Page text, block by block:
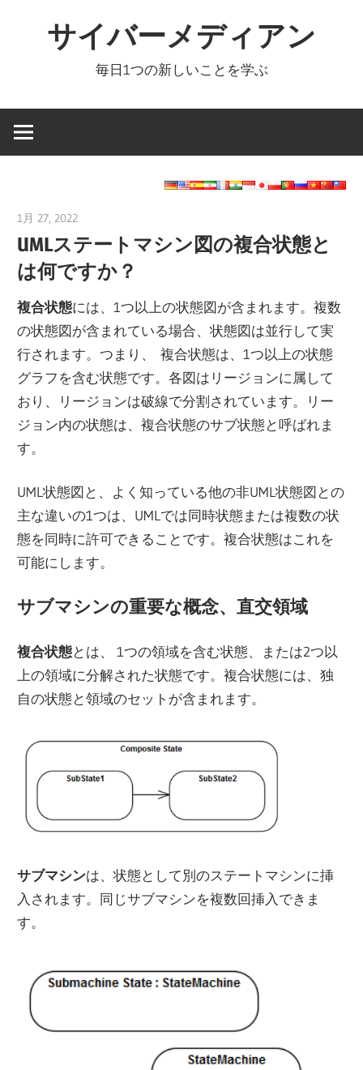
ツ
ス
サイバーメディアン
毎日1つの新しいことを学ぶ
1月 27, 2022
UMLステートマシン図の複合状態と
は何ですか？
複合状態には、1つ以上の状態図が含まれます。複数
の状態図が含まれている場合、状態図は並行して実
行されます。つまり、 複合状態は、1つ以上の状態
グラフを含む状態です。各図はリージョンに属して
おり、リージョンは破線で分割されています。リー
ジョン内の状態は、複合状態のサブ状態と呼ばれま
す。
UML状態図と、よく知っている他の非UML状態図との
主な違いの1つは、UMLでは同時状態または複数の状
態を同時に許可できることです。複合状態はこれを
可能にします。
サブマシンの重要な概念、直交領域
複合状態とは、 1つの領域を含む状態、または2つ以
上の領域に分解された状態です。複合状態には、独
自の状態と領域のセットが含まれます。
サブマシンは、状態として別のステートマシンに挿
入されます。同じサブマシンを複数回挿入できま
す。